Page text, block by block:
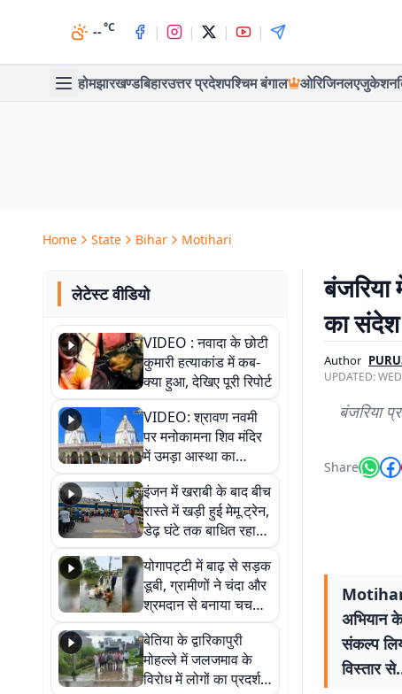
--°C | | | |
होमझारखण्डबिहारउत्तर प्रदेशपश्चिम बंगाल ओरिजिनलएजुकेशन
Home State Bihar Motihari
लेटेस्ट वीडियो
VIDEO : नवादा के छोटी
कुमारी हत्याकांड में कब-
क्या हुआ, देखिए पूरी रिपोर्ट
VIDEO: श्रावण नवमी
पर मनोकामना शिव मंदिर
में उमड़ा आस्था का
सैलाब, हर-हर महादेव के
जयघोष से गूंजा परिसर
इंजन में खराबी के बाद बीच
रास्ते में खड़ी हुई मेमू ट्रेन,
डेढ़ घंटे तक बाधित रहा
आवागमन
योगापट्टी में बाढ़ से सड़क
डूबी, ग्रामीणों ने चंदा और
श्रमदान से बनाया चचरी
पुल
बेतिया के द्वारिकापुरी
मोहल्ले में जलजमाव के
विरोध में लोगों का प्रदर्शन,
का संदेश
Author
UPDATED:
बंजरिया
Share
अभियान
संकल्प
विस्तार